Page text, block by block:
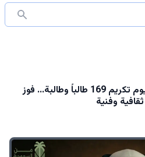
عاجل: أمير الشرقية يرعى اليوم تكريم 169 طالباً وطالبة… فوز